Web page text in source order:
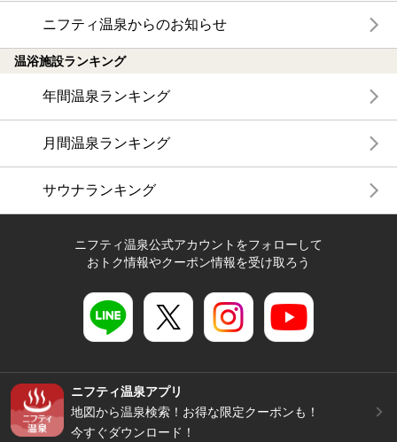
ニフティ温泉からのお知らせ
温浴施設ランキング
年間温泉ランキング
月間温泉ランキング
サウナランキング
ニフティ温泉公式アカウントをフォローして
おトク情報やクーポン情報を受け取ろう
ニフティ温泉アプリ
地図から温泉検索！お得な限定クーポンも！
今すぐダウンロード！